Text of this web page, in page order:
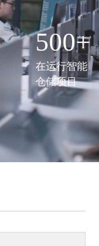
500+
在运行智能
仓储项目